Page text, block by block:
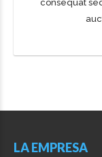
consequat
LA EMPRESA